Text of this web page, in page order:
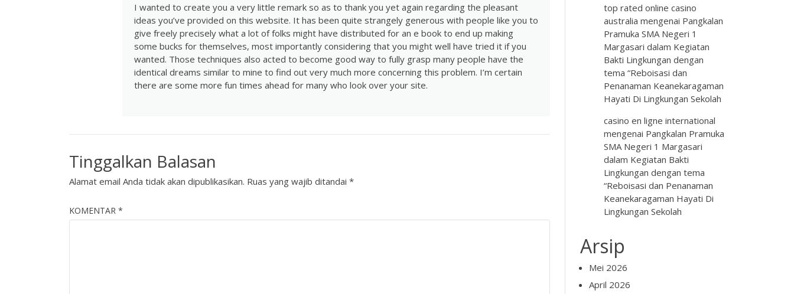
I wanted to create you a very little remark so as to thank you yet again regarding the pleasant
ideas you’ve provided on this website. It has been quite strangely generous with people like you to
give freely precisely what a lot of folks might have distributed for an e book to end up making
some bucks for themselves, most importantly considering that you might well have tried it if you
wanted. Those techniques also acted to become good way to fully grasp many people have the
identical dreams similar to mine to find out very much more concerning this problem. I’m certain
there are some more fun times ahead for many who look over your site.
Tinggalkan Balasan
Alamat email Anda tidak akan dipublikasikan. Ruas yang wajib ditandai *
KOMENTAR *
top rated online casino
australia mengenai Pangkalan
Pramuka SMA Negeri 1
Margasari dalam Kegiatan
Bakti Lingkungan dengan
tema “Reboisasi dan
Penanaman Keanekaragaman
Hayati Di Lingkungan Sekolah
casino en ligne international
mengenai Pangkalan Pramuka
SMA Negeri 1 Margasari
dalam Kegiatan Bakti
Lingkungan dengan tema
“Reboisasi dan Penanaman
Keanekaragaman Hayati Di
Lingkungan Sekolah
Arsip
Mei 2026
April 2026